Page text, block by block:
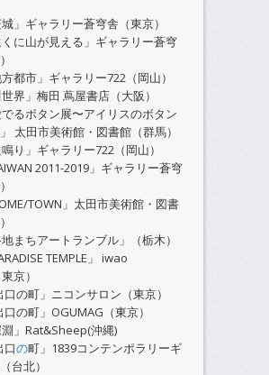
」ギャラリー蒼穹舎（東京）
に山が見える」ギャラリー蒼穹
都市」ギャラリー722（岡山）
界」梅田 蔦屋書店（大阪）
るボタン展〜アイリスのボタン
太田市美術館・図書館（群馬）
り」ギャラリー722（岡山）
2011-2019」ギャラリー蒼穹
TOWN」太田市美術館・図書
まちアートランブル」（栃木）
TEMPLE」 iwao
京）
口の町」ニコンサロン（東京）
の町」OGUMAG（東京）
」Rat&Sheep(沖縄)
口の町」1839コンテンポラリーギ
台北）